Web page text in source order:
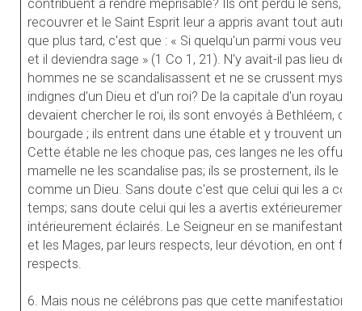
contribuent à rendre méprisable? Ils ont perdu le sens,
recouvrer et le Saint Esprit leur a appris avant tout autre
que plus tard, c'est que : « Si quelqu'un parmi vous veut
et il deviendra sage » (1 Co 1, 21). N'y avait-il pas lieu de
hommes ne se scandalisassent et ne se crussent
indignes d'un Dieu et d'un roi? De la capitale d'un
devaient chercher le roi, ils sont envoyés à Bethléem,
bourgade ; ils entrent dans une étable et y trouvent un
Cette étable ne les choque pas, ces langes ne les
mamelle ne les scandalise pas; ils se prosternent, ils le
comme un Dieu. Sans doute c'est que celui qui les a
temps; sans doute celui qui les a avertis extérieurement
intérieurement éclairés. Le Seigneur en se manifestant
et les Mages, par leurs respects, leur dévotion, en ont
respects.
6. Mais nous ne célébrons pas que cette manifestation